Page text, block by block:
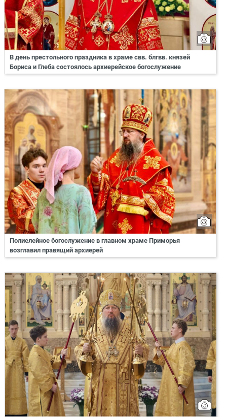
В день престольного праздника в храме свв. блгвв. князей
Бориса и Глеба состоялось архиерейское богослужение
Полиелейное богослужение в главном храме Приморья
возглавил правящий архиерей